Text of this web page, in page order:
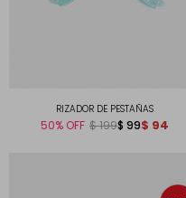
RIZADOR DE PESTAÑAS
50 $ 99
$199 $ 94